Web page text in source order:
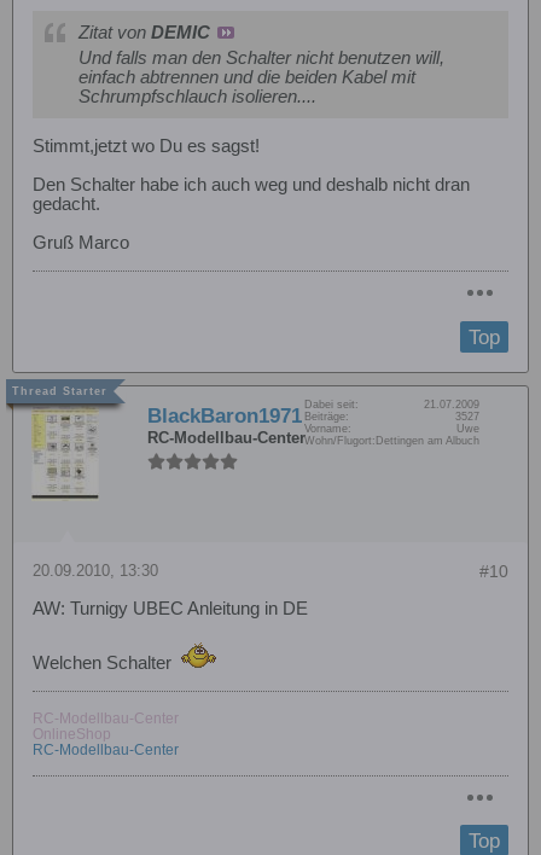
Zitat von DEMIC
Und falls man den Schalter nicht benutzen will,
einfach abtrennen und die beiden Kabel mit
Schrumpfschlauch isolieren....
Stimmt,jetzt wo Du es sagst!
Den Schalter habe ich auch weg und deshalb nicht dran
gedacht.
Gruß Marco
Top
BlackBaron1971
RC-Modellbau-Center
Dabei seit:
21.07.2009
Beiträge:
3527
Vorname:
Uwe
Wohn/Flugort: Dettingen am Albuch
#10
20.09.2010, 13:30
AW: Turnigy UBEC Anleitung in DE
Welchen Schalter
RC-Modellbau-Center
OnlineShop
RC-Modellbau-Center
Top